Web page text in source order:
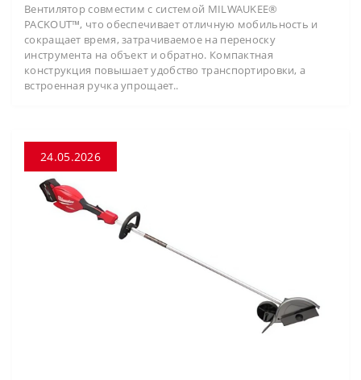
Вентилятор совместим с системой MILWAUKEE®
PACKOUT™, что обеспечивает отличную мобильность и
сокращает время, затрачиваемое на переноску
инструмента на объект и обратно. Компактная
конструкция повышает удобство транспортировки, а
встроенная ручка упрощает..
24.05.2026